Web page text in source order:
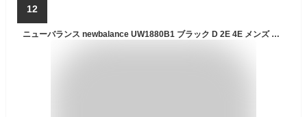
12
ニューバランス newbalance UW1880B1 ブラック D 2E 4E メンズ レディース ユニセックス ウォーキングシューズ 旅行 スニーカー 靴 ギフト プレゼント